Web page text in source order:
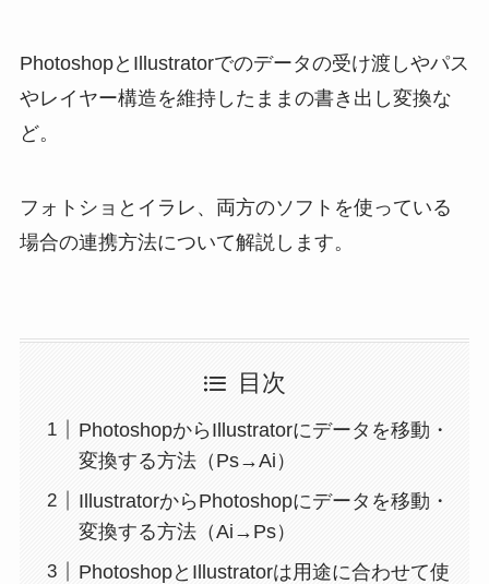
PhotoshopとIllustratorでのデータの受け渡しやパス
やレイヤー構造を維持したままの書き出し変換な
ど。
フォトショとイラレ、両方のソフトを使っている
場合の連携方法について解説します。
目次
PhotoshopからIllustratorにデータを移動・
変換する方法（Ps→Ai）
IllustratorからPhotoshopにデータを移動・
変換する方法（Ai→Ps）
PhotoshopとIllustratorは用途に合わせて使